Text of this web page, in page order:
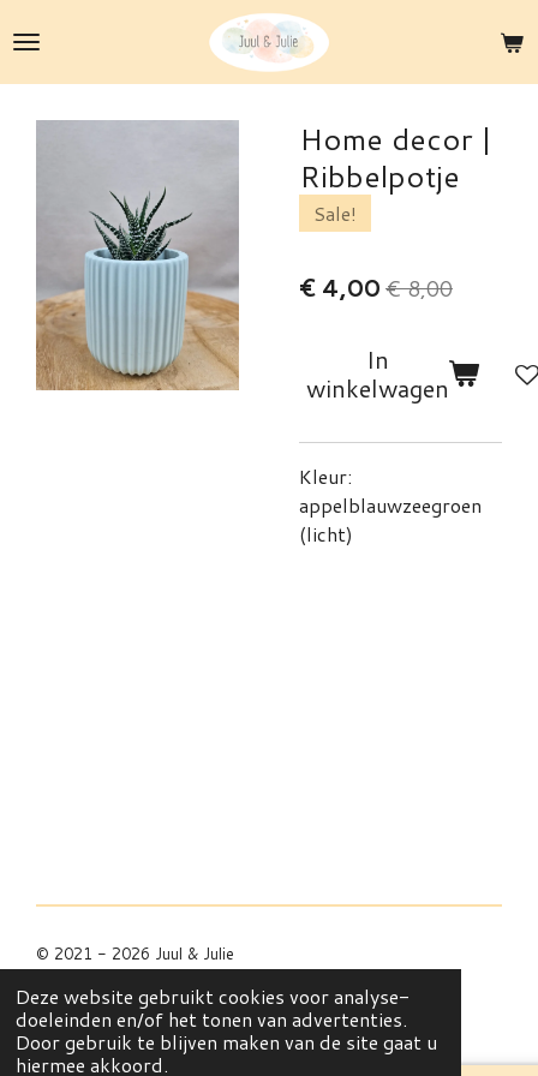
Deze website gebruikt cookies voor analyse-
doeleinden en/of het tonen van advertenties.
Door gebruik te blijven maken van de site gaat u
hiermee akkoord.
direct
naar
Home decor |
Ribbelpotje
Sale!
€ 4,00€ 8,00
In
winkelwagen
Kleur:
appelblauwzeegroen
(licht)
© 2021 - 2026 Juul & Julie